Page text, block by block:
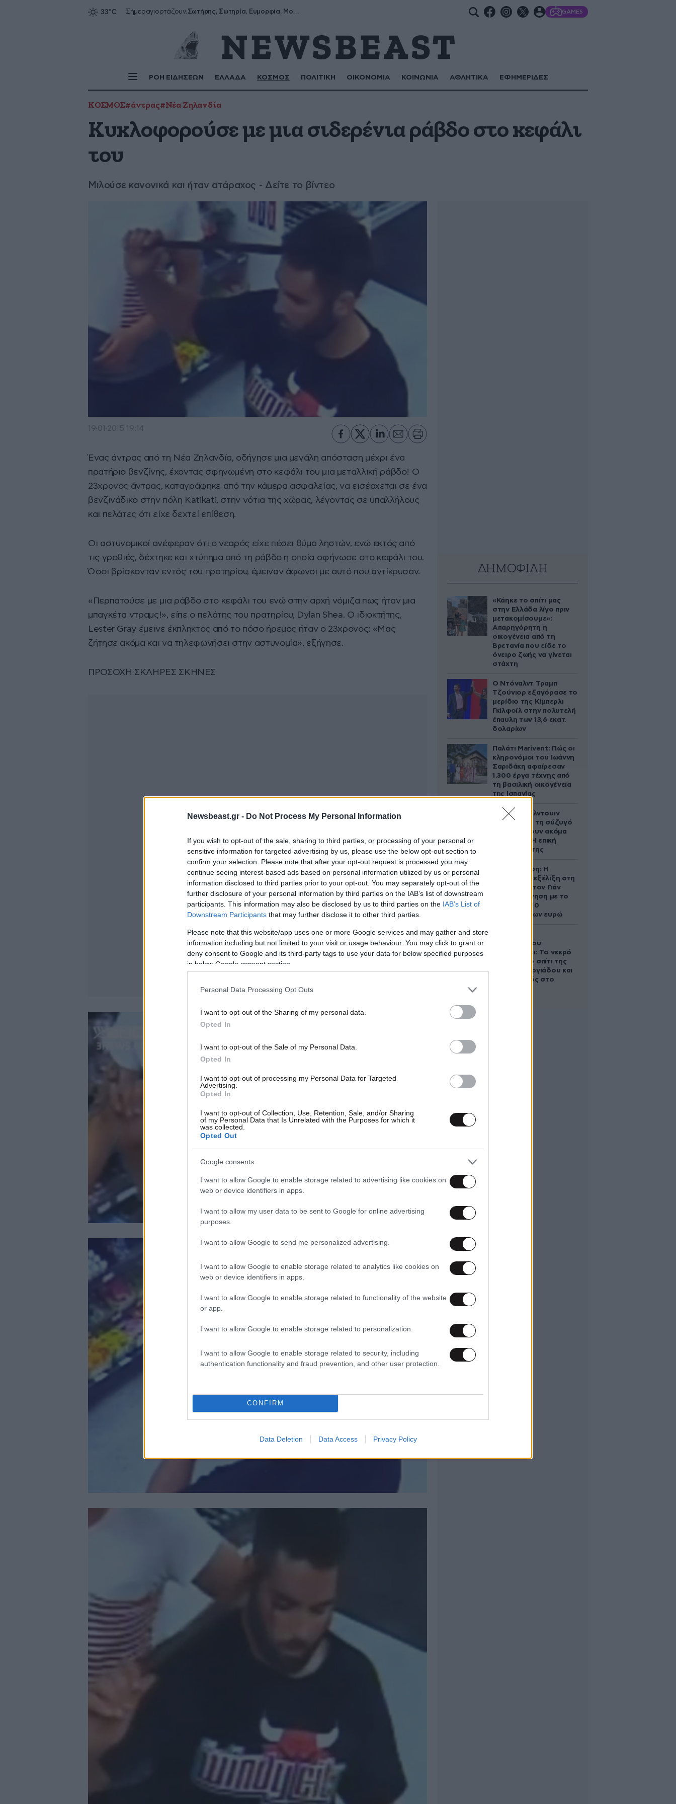
Newsbeast.gr - Do Not Process My Personal Information
If you wish to opt-out of the sale, sharing to third parties, or processing of your personal or
sensitive information for targeted advertising by us, please use the below opt-out section to
confirm your selection. Please note that after your opt-out request is processed you may
continue seeing interest-based ads based on personal information utilized by us or personal
information disclosed to third parties prior to your opt-out. You may separately opt-out of the
further disclosure of your personal information by third parties on the IAB’s list of downstream
participants. This information may also be disclosed by us to third parties on the IAB’s List of
Downstream Participants that may further disclose it to other third parties.
Please note that this website/app uses one or more Google services and may gather and store
information including but not limited to your visit or usage behaviour. You may click to grant or
deny consent to Google and its third-party tags to use your data for below specified purposes
in below Google consent section.
Personal Data Processing Opt Outs
I want to opt-out of the Sharing of my personal data.
Opted In
I want to opt-out of the Sale of my Personal Data.
Opted In
I want to opt-out of processing my Personal Data for Targeted
Advertising.
Opted In
I want to opt-out of Collection, Use, Retention, Sale, and/or Sharing
of my Personal Data that Is Unrelated with the Purposes for which it
was collected.
Opted Out
Google consents
I want to allow Google to enable storage related to advertising like cookies on
web or device identifiers in apps.
I want to allow my user data to be sent to Google for online advertising
purposes.
I want to allow Google to send me personalized advertising.
I want to allow Google to enable storage related to analytics like cookies on
web or device identifiers in apps.
I want to allow Google to enable storage related to functionality of the website
or app.
I want to allow Google to enable storage related to personalization.
I want to allow Google to enable storage related to security, including
authentication functionality and fraud prevention, and other user protection.
CONFIRM
Data Deletion Data Access Privacy Policy
Σήμεραγιορτάζουν: Σωτήρης, Σωτηρία, Ευμορφία, Μορφούλα GAMES
ΡΟΗ ΕΙΔΗΣΕΩΝ ΕΛΛΑΔΑ ΚΟΣΜΟΣ ΠΟΛΙΤΙΚΗ ΟΙΚΟΝΟΜΙΑ ΚΟΙΝΩΝΙΑ ΑΘΛΗΤΙΚΑ ΕΦΗΜΕΡΙΔΕΣ
ΚΟΣΜΟΣ#άντρας#Νέα Ζηλανδία
Κυκλοφορούσε με μια σιδερένια ράβδο στο κεφάλι
του
Μιλούσε κανονικά και ήταν ατάραχος - Δείτε το βίντεο
19·01·2015 19:14
Ένας άντρας από τη Νέα Ζηλανδία, οδήγησε μια μεγάλη απόσταση μέχρι ένα
πρατήριο βενζίνης, έχοντας σφηνωμένη στο κεφάλι του μια μεταλλική ράβδο! Ο
23χρονος άντρας, καταγράφηκε από την κάμερα ασφαλείας, να εισέρχεται σε ένα
βενζινάδικο στην πόλη Katikati, στην νότια της χώρας, λέγοντας σε υπαλλήλους
και πελάτες ότι είχε δεχτεί επίθεση.
Οι αστυνομικοί ανέφεραν ότι ο νεαρός είχε πέσει θύμα ληστών, ενώ εκτός από
τις γροθιές, δέχτηκε και χτύπημα από τη ράβδο η οποία σφήνωσε στο κεφάλι του.
Όσοι βρίσκονταν εντός του πρατηρίου, έμειναν άφωνοι με αυτό που αντίκρυσαν.
«Περπατούσε με μια ράβδο στο κεφάλι του ενώ στην αρχή νόμιζα πως ήταν μια
μπαγκέτα ντραμς!», είπε ο πελάτης του πρατηρίου, Dylan Shea. Ο ιδιοκτήτης,
Lester Gray έμεινε έκπληκτος από το πόσο ήρεμος ήταν ο 23χρονος; «Μας
ζήτησε ακόμα και να τηλεφωνήσει στην αστυνομία», εξήγησε.
ΠΡΟΣΟΧΗ ΣΚΛΗΡΕΣ ΣΚΗΝΕΣ
ΔΗΜΟΦΙΛΗ
«Κάηκε το σπίτι μας
στην Ελλάδα λίγο πριν
μετακομίσουμε»:
Απαρηγόρητη η
οικογένεια από τη
Βρετανία που είδε το
όνειρο ζωής να γίνεται
στάχτη
Ο Ντόναλντ Τραμπ
Τζούνιορ εξαγόρασε το
μερίδιο της Κίμπερλι
Γκίλφοϊλ στην πολυτελή
έπαυλη των 13,6 εκατ.
δολαρίων
Παλάτι Marivent: Πώς οι
κληρονόμοι του Ιωάννη
Σαριδάκη αφαίρεσαν
1.300 έργα τέχνης από
τη βασιλική οικογένεια
της Ισπανίας
Ο Άλεκ Μπάλντουιν
ζήτησε από τη σύζυγό
του να κάνουν ακόμα
ένα παιδί – Η επική
αντίδρασή της
Αθηνά Ωνάση: Η
απρόσμενη εξέλιξη στη
διαμάχη με τον Γιάν
Τοπς – Η κίνηση με το
άλογο των 10
εκατομμυρίων ευρώ
Τζώρτζογλου
αποκαλύπτει: Το νεκρό
έμβρυο στο σπίτι της
Μαρίας Γεωργιάδου και
ο εγκλεισμός στο